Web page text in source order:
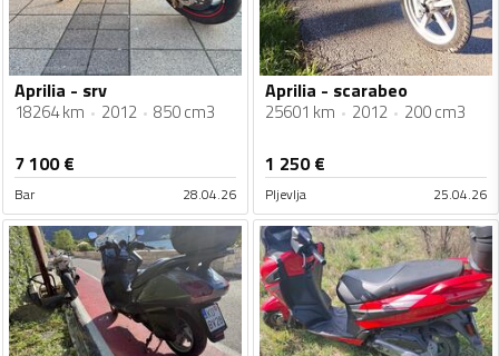
Aprilia - srv
18264 km 2012 850 cm3
7 100€
Bar 28.04.26
Aprilia - scarabeo
25601 km 2012 200 cm3
1 250€
Pljevlja 25.04.26